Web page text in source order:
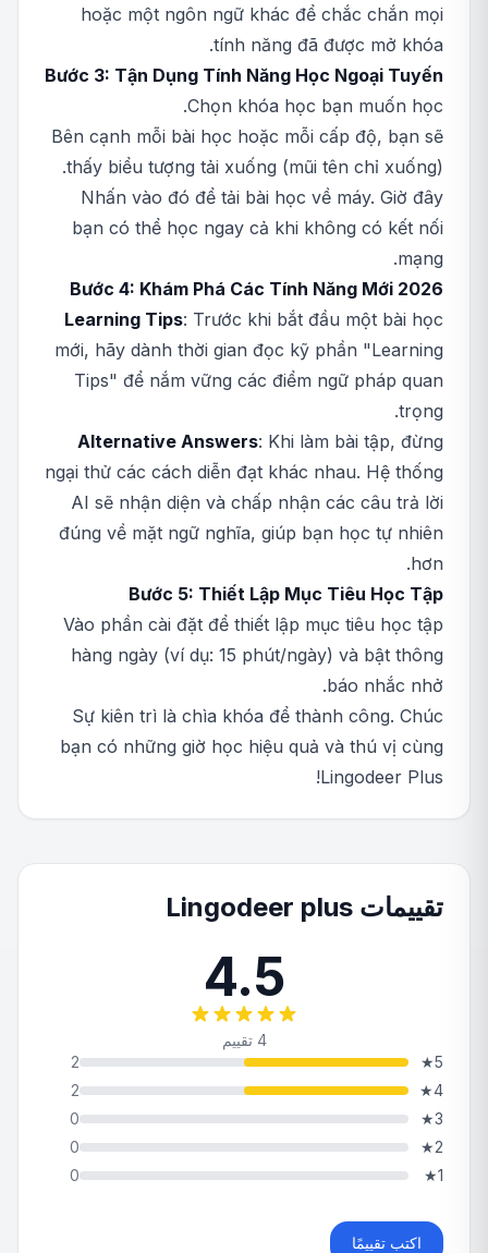
hoặc một ngôn ngữ khác để chắc chắn mọi
tính năng đã được mở khóa.
Bước 3: Tận Dụng Tính Năng Học Ngoại Tuyến
Chọn khóa học bạn muốn học.
Bên cạnh mỗi bài học hoặc mỗi cấp độ, bạn sẽ
thấy biểu tượng tải xuống (mũi tên chỉ xuống).
Nhấn vào đó để tải bài học về máy. Giờ đây
bạn có thể học ngay cả khi không có kết nối
mạng.
Bước 4: Khám Phá Các Tính Năng Mới 2026
Learning Tips: Trước khi bắt đầu một bài học
mới, hãy dành thời gian đọc kỹ phần "Learning
Tips" để nắm vững các điểm ngữ pháp quan
trọng.
Alternative Answers: Khi làm bài tập, đừng
ngại thử các cách diễn đạt khác nhau. Hệ thống
AI sẽ nhận diện và chấp nhận các câu trả lời
đúng về mặt ngữ nghĩa, giúp bạn học tự nhiên
hơn.
Bước 5: Thiết Lập Mục Tiêu Học Tập
Vào phần cài đặt để thiết lập mục tiêu học tập
hàng ngày (ví dụ: 15 phút/ngày) và bật thông
báo nhắc nhở.
Sự kiên trì là chìa khóa để thành công. Chúc
bạn có những giờ học hiệu quả và thú vị cùng
Lingodeer Plus!
تقييمات Lingodeer plus
4.5
4 تقييم
5
★
2
4
★
2
3
★
0
2
★
0
1
★
0
اكتب تقييمًا